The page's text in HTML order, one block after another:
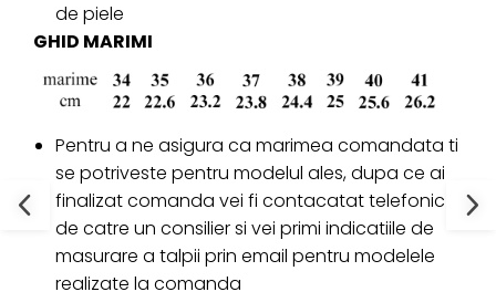
de piele
GHID MARIMI
Pentru a ne asigura ca marimea comandata ti
se potriveste pentru modelul ales, dupa ce ai
finalizat comanda vei fi contacatat telefonic
de catre un consilier si vei primi indicatiile de
masurare a talpii prin email pentru modelele
realizate la comanda